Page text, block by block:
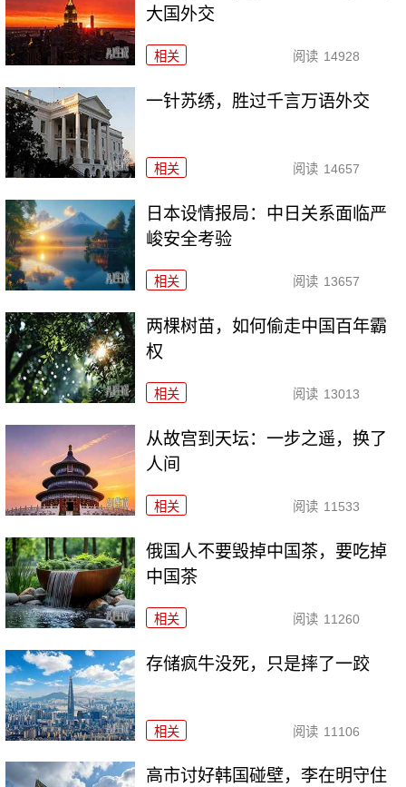
大国外交
相关 阅读 14928
一针苏绣，胜过千言万语外交
相关 阅读 14657
日本设情报局：中日关系面临严
峻安全考验
相关 阅读 13657
两棵树苗，如何偷走中国百年霸
权
相关 阅读 13013
从故宫到天坛：一步之遥，换了
人间
相关 阅读 11533
俄国人不要毁掉中国茶，要吃掉
中国茶
相关 阅读 11260
存储疯牛没死，只是摔了一跤
相关 阅读 11106
高市讨好韩国碰壁，李在明守住